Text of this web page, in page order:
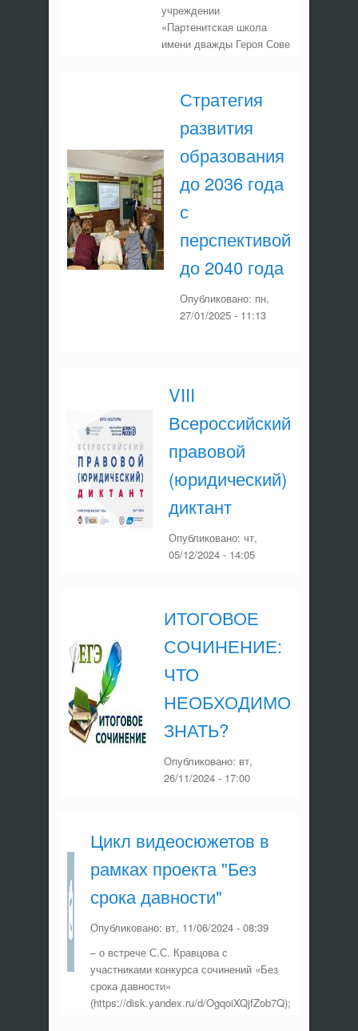
учреждении
«Партенитская школа
имени дважды Героя Сове
Стратегия
развития
образования
до 2036 года
с
перспективой
до 2040 года
Опубликовано: пн,
27/01/2025 - 11:13
VIII
Всероссийский
правовой
(юридический)
диктант
Опубликовано: чт,
05/12/2024 - 14:05
ИТОГОВОЕ
СОЧИНЕНИЕ:
ЧТО
НЕОБХОДИМО
ЗНАТЬ?
Опубликовано: вт,
26/11/2024 - 17:00
Цикл видеосюжетов в
рамках проекта "Без
срока давности"
Опубликовано: вт, 11/06/2024 - 08:39
– о встрече С.С. Кравцова с
участниками конкурса сочинений «Без
срока давности»
(https://disk.yandex.ru/d/OgqoiXQjfZob7Q);